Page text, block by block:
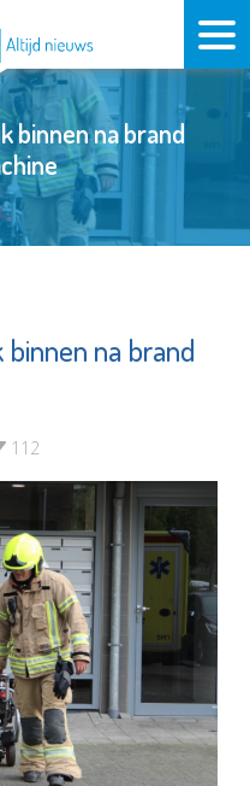
binnen na brand
na brand
112